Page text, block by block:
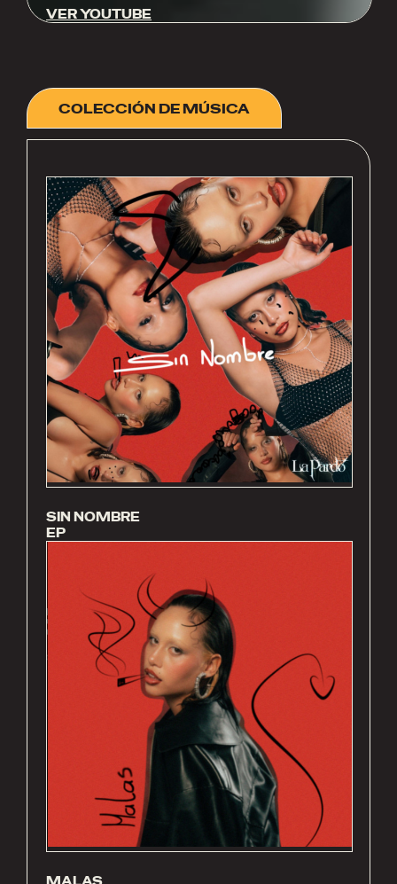
VER YOUTUBE
COLECCIÓN DE MÚSICA
SIN NOMBRE
EP